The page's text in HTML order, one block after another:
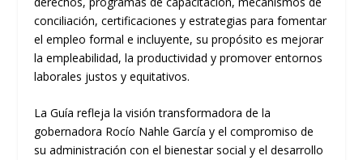
conciliación, certificaciones y estrategias para fomentar
el empleo formal e incluyente, su propósito es mejorar
la empleabilidad, la productividad y promover entornos
laborales justos y equitativos.
La Guía refleja la visión transformadora de la
gobernadora Rocío Nahle García y el compromiso de
su administración con el bienestar social y el desarrollo